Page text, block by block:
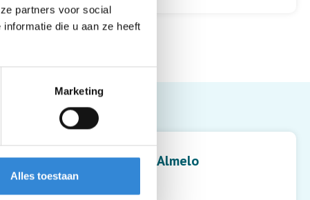
partners voor social
die u aan ze heeft
Marketing
Alles toestaan
Heracles stadion, Almelo
Van Riemsdijkplein 1